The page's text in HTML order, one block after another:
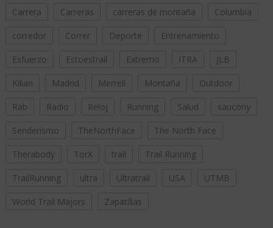
Carrera Carreras carreras de montaña Columbia
corredor Correr Deporte Entrenamiento
Esfuerzo Estoestrail Extremo ITRA JLB
Kilian Madrid Merrell Montaña Outdoor
Rab Radio Reloj Running Salud saucony
Senderismo TheNorthFace The North Face
Therabody TorX trail Trail Running
TrailRunning ultra Ultratrail USA UTMB
World Trail Majors Zapatillas